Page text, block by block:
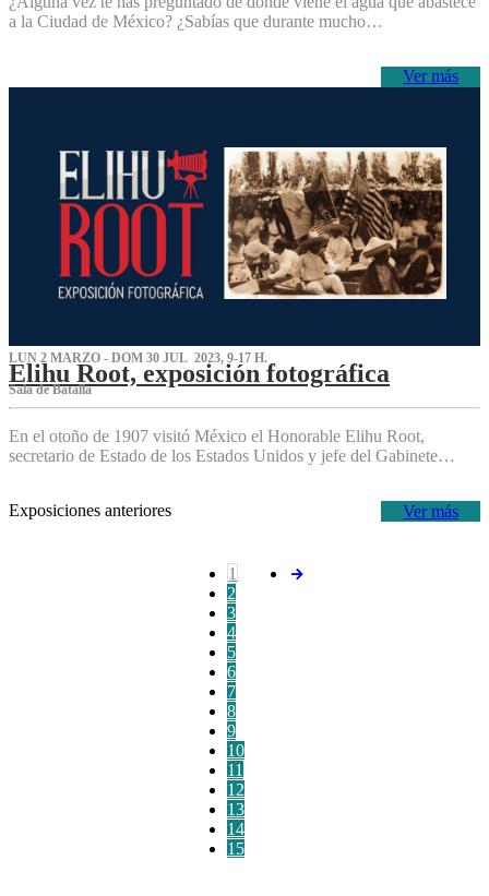
a la Ciudad de México? ¿Sabías que durante mucho…
Ver más
LUN 2 MARZO - DOM 30 JUL 2023, 9-17 H.
Elihu Root, exposición fotográfica
Sala de Batalla
En el otoño de 1907 visitó México el Honorable Elihu Root,
secretario de Estado de los Estados Unidos y jefe del Gabinete…
Ver más
Exposiciones anteriores
1
2
3
4
5
6
7
8
9
10
11
12
13
14
15